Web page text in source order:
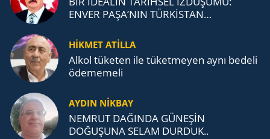
ENVER PAŞA’NIN TÜRKİSTAN
TEŞKİLATI’NA UZANAN MİRASI
HİKMET ATİLLA
Alkol tü­ke­ten ile tü­ket­me­yen aynı be­de­li
öde­me­me­li
AYDIN NİKBAY
NEMRUT DAĞINDA GÜNEŞİN
DOĞUŞUNA SELAM DURDUK..